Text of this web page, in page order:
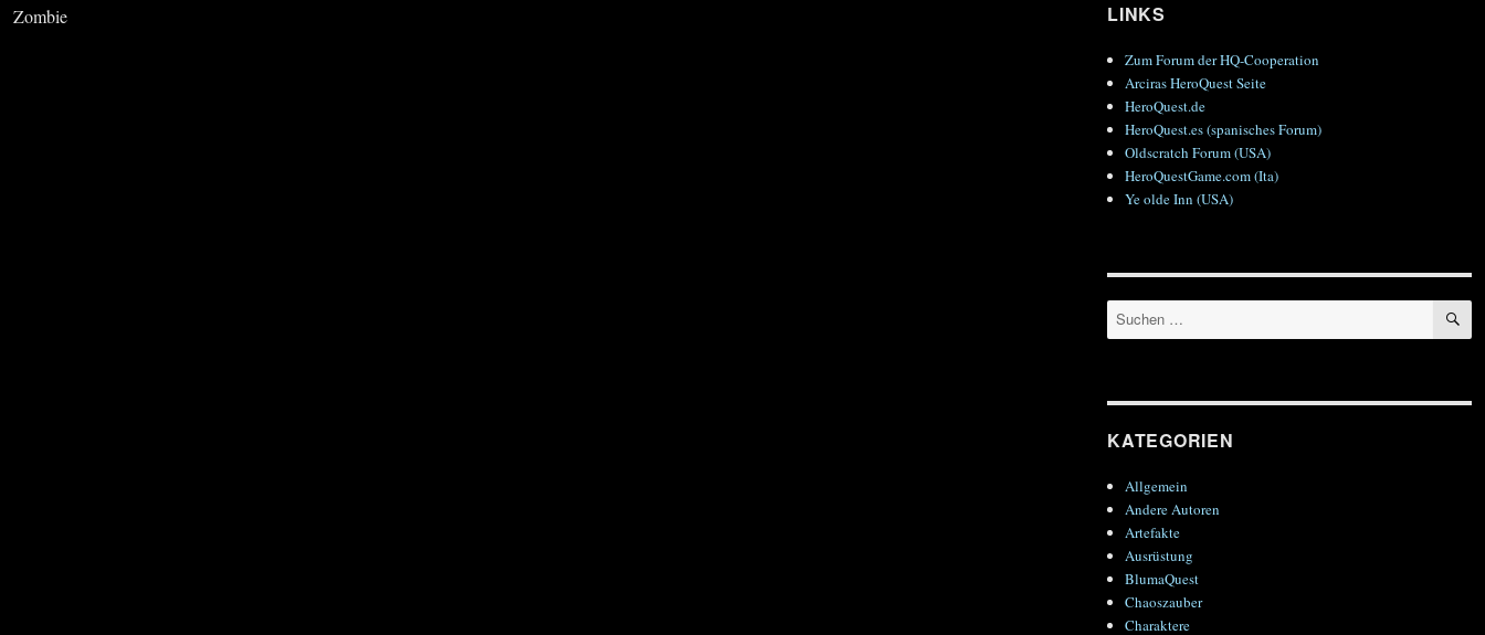
Zombie
LINKS
Zum Forum der HQ-Cooperation
Arciras HeroQuest Seite
HeroQuest.de
HeroQuest.es (spanisches Forum)
Oldscratch Forum (USA)
HeroQuestGame.com (Ita)
Ye olde Inn (USA)
Suchen
nach:
KATEGORIEN
Allgemein
Andere Autoren
Artefakte
Ausrüstung
BlumaQuest
Chaoszauber
Charaktere